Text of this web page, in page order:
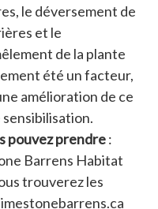
le déversement de
et le
de la plante
été un facteur,
amélioration de ce
pouvez prendre:
Barrens Habitat
trouverez les